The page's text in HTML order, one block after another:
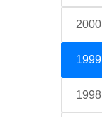
2000
1999
1998